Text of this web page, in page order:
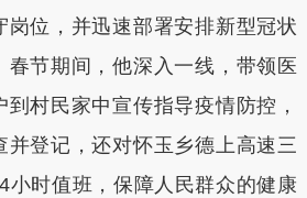
岗位，并迅速部署安排新型冠状
春节期间，他深入一线，带领医
村民家中宣传指导疫情防控，
并登记，还对怀玉乡德上高速三
小时值班，保障人民群众的健康